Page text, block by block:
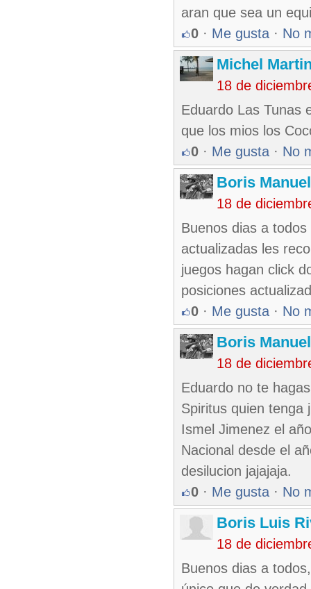
aran que sea un
0 · Me gusta · No
Michel
18 de
Eduardo Las Tunas
que los mios los
0 · Me gusta · No
Boris
18 de
Buenos dias a
actualizadas les
juegos hagan click
posiciones
0 · Me gusta · No
Boris
18 de
Eduardo no te
Spiritus quien tenga
Ismel Jimenez el
Nacional desde el
desilucion jajajaja.
0 · Me gusta · No
Boris Luis
18 de
Buenos dias a